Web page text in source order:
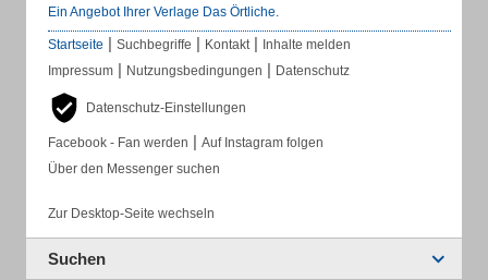
Ein Angebot Ihrer Verlage Das Örtliche.
Startseite | Suchbegriffe | Kontakt | Inhalte melden
Impressum | Nutzungsbedingungen | Datenschutz
Datenschutz-Einstellungen
Facebook - Fan werden | Auf Instagram folgen
Über den Messenger suchen
Zur Desktop-Seite wechseln
Suchen